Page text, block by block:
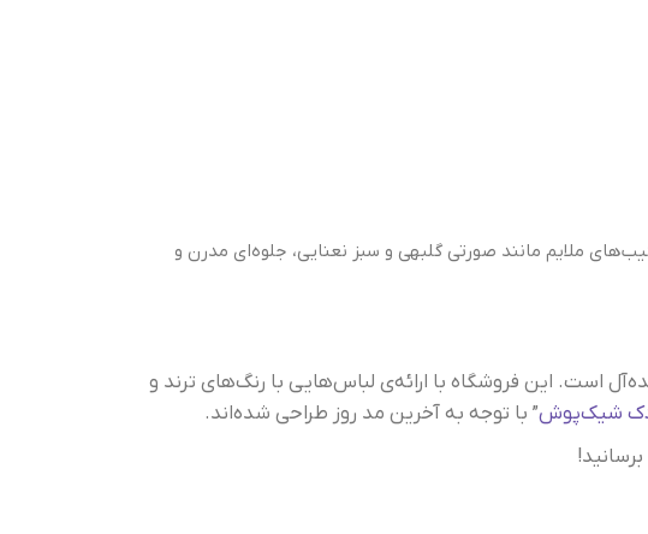
ملایم مانند صورتی گلبهی و سبز نعنایی، جلوه‌ای مدرن و
است. این فروشگاه با ارائه‌ی لباس‌هایی با رنگ‌های ترند و
شیک‌پوش” با توجه به آخرین مد روز طراحی شده‌اند.